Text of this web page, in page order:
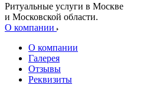
Ритуальные услуги в Москве
и Московской области.
О компании
О компании
Галерея
Отзывы
Реквизиты